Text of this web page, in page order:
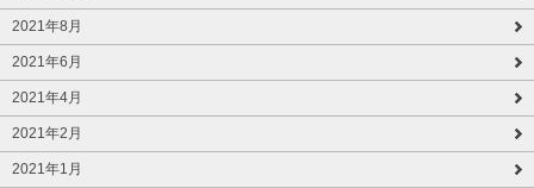
2021年8月
2021年6月
2021年4月
2021年2月
2021年1月